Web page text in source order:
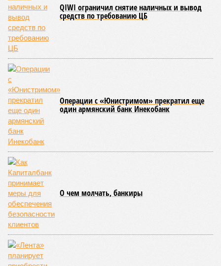
QIWI ограничил снятие наличных и вывод
средств по требованию ЦБ
Операции с «Юнистримом» прекратил еще
один армянский банк Инекобанк
О чем молчать, банкиры